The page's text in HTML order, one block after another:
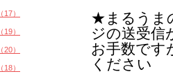
★まるうま
ジの送受信
お手数です
ください
）
）
）
）